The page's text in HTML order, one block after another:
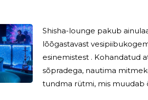
Shisha-lounge pakub ainulaadset kombinatsiooni
lõõgastavast
esinemistest . Kohandatud
sõpradega, nautima mitmekesiseid vesipiibu
tundma rütmi, mis muudab